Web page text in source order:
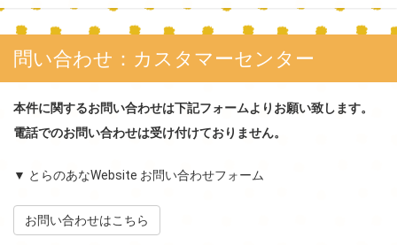
問い合わせ：カスタマーセンター
本件に関するお問い合わせは下記フォームよりお願い致します。
電話でのお問い合わせは受け付けておりません。
▼ とらのあなWebsite お問い合わせフォーム
お問い合わせはこちら